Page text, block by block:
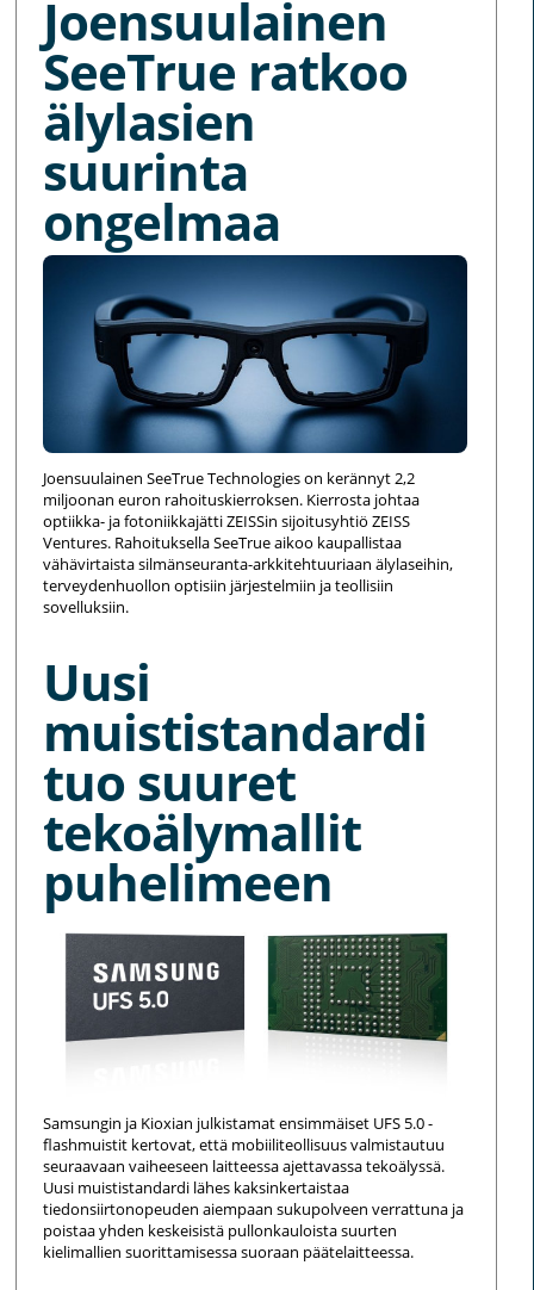
Joensuulainen
SeeTrue ratkoo
älylasien
suurinta
ongelmaa
Joensuulainen SeeTrue Technologies on kerännyt 2,2
miljoonan euron rahoituskierroksen. Kierrosta johtaa
optiikka- ja fotoniikkajätti ZEISSin sijoitusyhtiö ZEISS
Ventures. Rahoituksella SeeTrue aikoo kaupallistaa
vähävirtaista silmänseuranta-arkkitehtuuriaan älylaseihin,
terveydenhuollon optisiin järjestelmiin ja teollisiin
sovelluksiin.
Uusi
muististandardi
tuo suuret
tekoälymallit
puhelimeen
Samsungin ja Kioxian julkistamat ensimmäiset UFS 5.0 -
flashmuistit kertovat, että mobiiliteollisuus valmistautuu
seuraavaan vaiheeseen laitteessa ajettavassa tekoälyssä.
Uusi muististandardi lähes kaksinkertaistaa
tiedonsiirtonopeuden aiempaan sukupolveen verrattuna ja
poistaa yhden keskeisistä pullonkauloista suurten
kielimallien suorittamisessa suoraan päätelaitteessa.